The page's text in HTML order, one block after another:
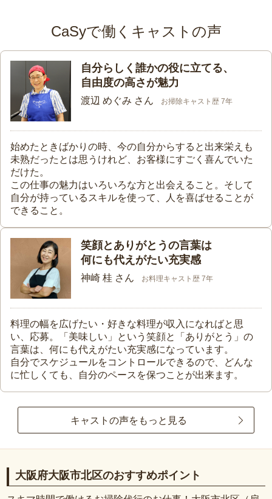
CaSyで働くキャストの声
自分らしく誰かの役に立てる、
自由度の高さが魅力
渡辺 めぐみ さん お掃除キャスト歴 7年
始めたときばかりの時、今の自分からすると出来栄えも
未熟だったとは思うけれど、お客様にすごく喜んでいた
だけた。
この仕事の魅力はいろいろな方と出会えること。そして
自分が持っているスキルを使って、人を喜ばせることが
できること。
笑顔とありがとうの言葉は
何にも代えがたい充実感
神崎 桂 さん お料理キャスト歴 7年
料理の幅を広げたい・好きな料理が収入になればと思
い、応募。「美味しい」という笑顔と「ありがとう」の
言葉は、何にも代えがたい充実感になっています。
自分でスケジュールをコントロールできるので、どんな
に忙しくても、自分のペースを保つことが出来ます。
キャストの声をもっと見る
大阪府大阪市北区のおすすめポイント